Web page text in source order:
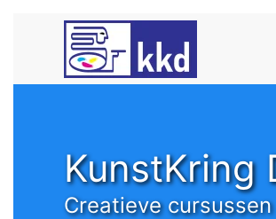
Skip to main content
KunstKring
Creatieve